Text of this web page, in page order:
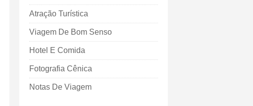
Atração Turística
Viagem De Bom Senso
Hotel E Comida
Fotografia Cênica
Notas De Viagem